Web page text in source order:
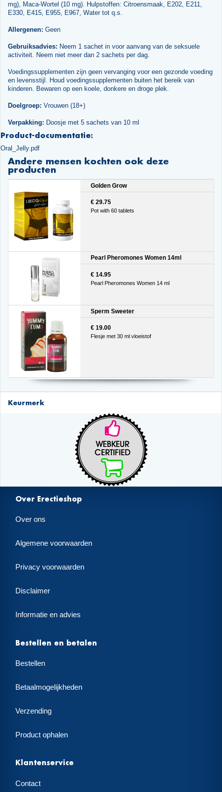
mg), Maca-Wortel (10 mg). Hulpstoffen: Citroensmaak, E202, E211,
E330, E415, E955, E967, Water tot q.s.
Allergenen: Geen
Gebruiksadvies: Neem 1 sachet in voor aanvang van de seksuele
activiteit. Neem niet meer dan 2 sachets per dag.
Voedingssupplementen zijn geen vervanging voor een gezonde voeding
en levensstijl. Houd voedingssupplementen buiten het bereik van
kinderen. Bewaren op een koele, donkere en droge plek.
Doelgroep: Vrouwen (18+)
Verpakking: Doosje met 5 sachets van 10 ml
Product-documentatie:
Oral_Jelly.pdf
Andere mensen kochten ook deze
producten
Golden Grow
€ 29.75
Pot with 60 tablets
Pearl Pheromones Women 14ml
€ 14.95
Pearl Pheromones Women 14 ml
Sperm Sweeter
€ 19.00
Flesje met 30 ml vloeistof
Keurmerk
Over Erectieshop
Over ons
Algemene voorwaarden
Privacy voorwaarden
Disclaimer
Informatie en advies
Bestellen en betalen
Bestellen
Betaalmogelijkheden
Verzending
Product ophalen
Klantenservice
Contact